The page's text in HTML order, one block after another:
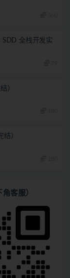
SDD 全栈开发实
）
）
客服）